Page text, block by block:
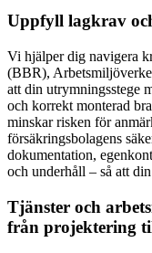
Uppfyll lagkrav
Vi hjälper dig navigera
(BBR),
att din utrymningsstege
och korrekt monterad
minskar risken för
försäkringsbolagens
dokumentation,
och underhåll – så att
Tjänster och
från projektering